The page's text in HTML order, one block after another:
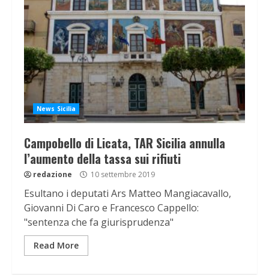
News Sicilia
Campobello di Licata, TAR Sicilia annulla
l’aumento della tassa sui rifiuti
redazione 10 settembre 2019
Esultano i deputati Ars Matteo Mangiacavallo,
Giovanni Di Caro e Francesco Cappello:
"sentenza che fa giurisprudenza"
Read More